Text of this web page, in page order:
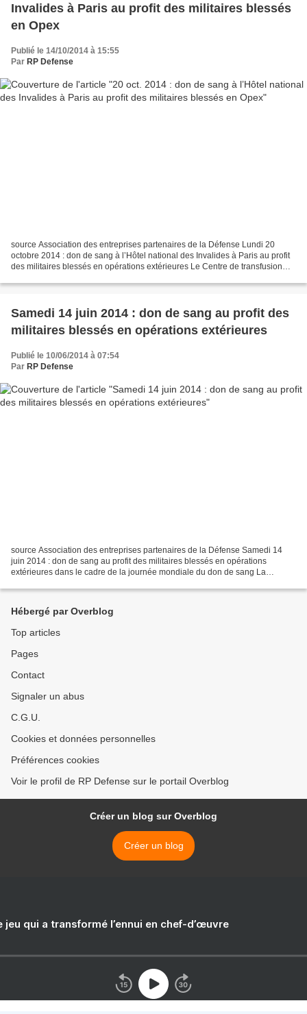
Invalides à Paris au profit des militaires blessés
en Opex
Publié le 14/10/2014 à 15:55
Par RP Defense
source Association des entreprises partenaires de la Défense Lundi 20
octobre 2014 : don de sang à l’Hôtel national des Invalides à Paris au profit
des militaires blessés en opérations extérieures Le Centre de transfusion
Samedi 14 juin 2014 : don de sang au profit des
militaires blessés en opérations extérieures
Publié le 10/06/2014 à 07:54
Par RP Defense
source Association des entreprises partenaires de la Défense Samedi 14
juin 2014 : don de sang au profit des militaires blessés en opérations
extérieures dans le cadre de la journée mondiale du don de sang La
Hébergé par Overblog
Top articles
Pages
Contact
Signaler un abus
C.G.U.
Cookies et données personnelles
Préférences cookies
Voir le profil de RP Defense sur le portail Overblog
Créer un blog sur Overblog
Créer un blog
jeu qui a transformé l’ennui en chef-d’œuvre